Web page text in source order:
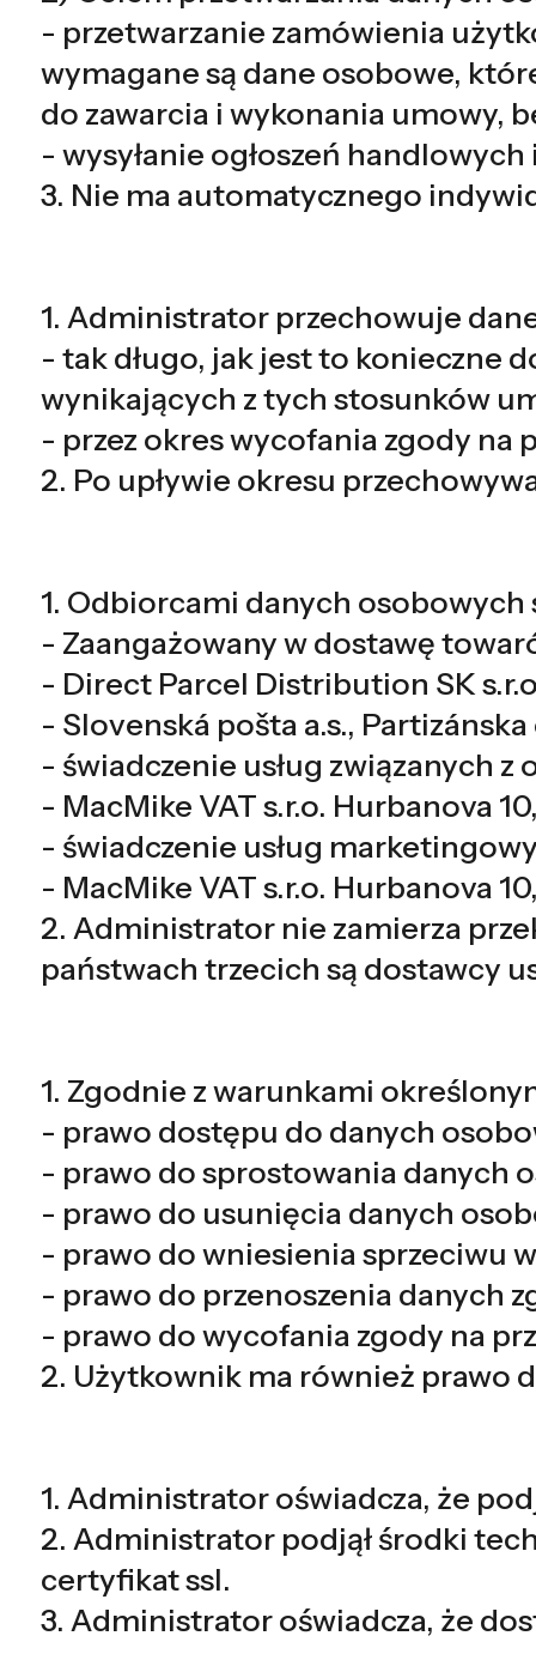
- przetwarzanie zamówienia
wymagane są dane osobowe,
do zawarcia i wykonania umowy,
- wysyłanie ogłoszeń
3. Nie ma automatycznego
1. Administrator przechowuje
- tak długo, jak jest to konieczne
wynikających z tych stosunków
- przez okres wycofania zgody na
2. Po upływie okresu
1. Odbiorcami danych osobowych
- Zaangażowany w dostawę
- Direct Parcel Distribution SK
- Slovenská pošta a.s.,
- świadczenie usług związanych z
- MacMike VAT s.r.o. Hurbanova
- świadczenie usług
- MacMike VAT s.r.o. Hurbanova
2. Administrator nie zamierza
państwach trzecich są dostawcy
1. Zgodnie z warunkami
- prawo dostępu do danych
- prawo do sprostowania danych
- prawo do usunięcia danych
- prawo do wniesienia sprzeciwu
- prawo do przenoszenia danych
- prawo do wycofania zgody na
2. Użytkownik ma również prawo
1. Administrator oświadcza, że
2. Administrator podjął środki
certyfikat ssl.
3. Administrator oświadcza, że